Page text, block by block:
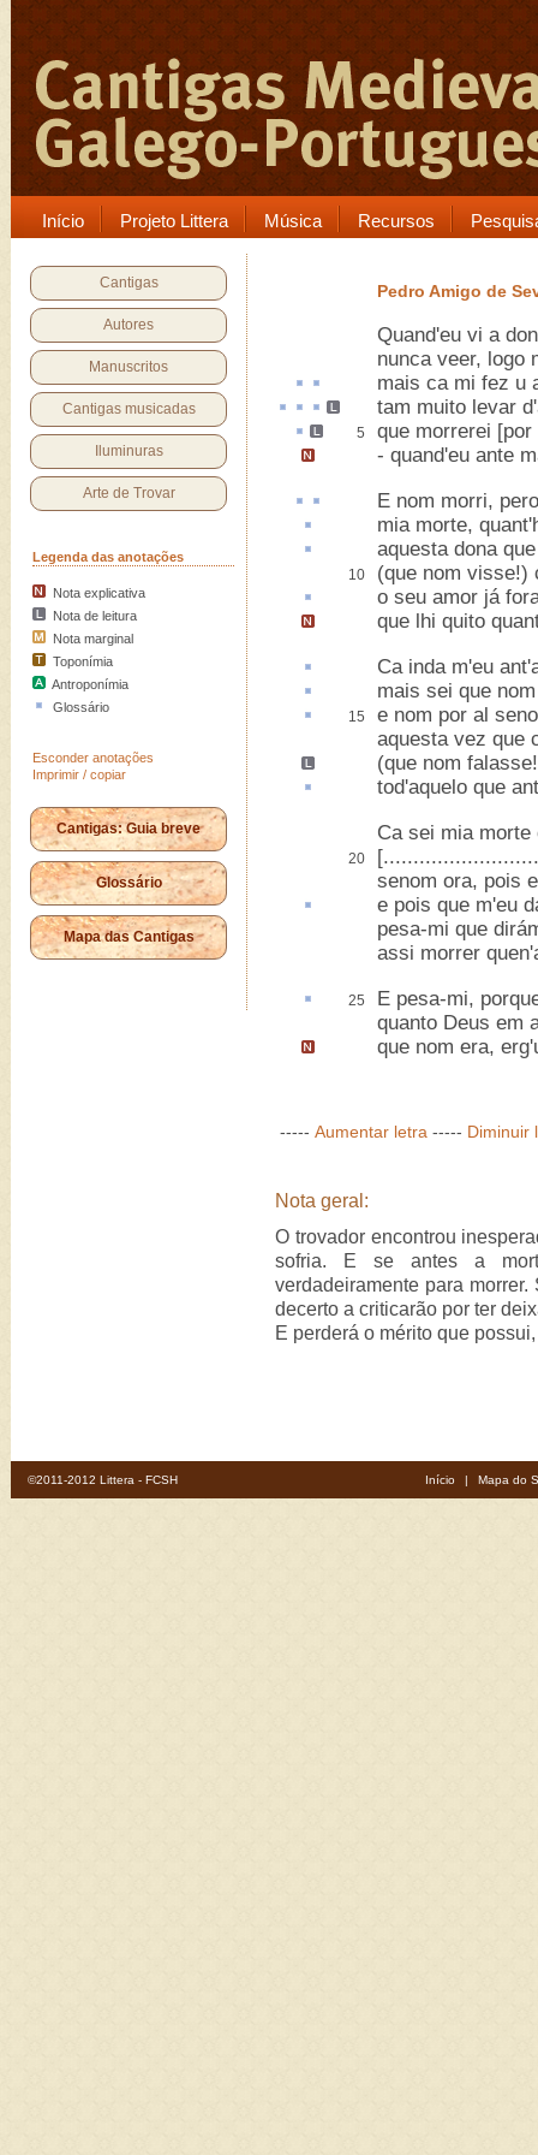
Início Projeto Littera Música Recursos
Cantigas
Autores
Manuscritos
Cantigas musicadas
Iluminuras
Arte de Trovar
Legenda das anotações
Nota explicativa
Nota de leitura
Nota marginal
Toponímia
Antroponímia
Glossário
Esconder anotações
Imprimir / copiar
Cantigas: Guia breve
Glossário
Mapa das Cantigas
Pedro Amigo de
Quand'eu vi a
nunca veer, logo
mais ca mi fez u
tam muito levar d'
5 que morrerei [por
- quand'eu ante
E nom morri, pero
mia morte,
aquestadona
10
(que nom visse!)
o seu amor já
que lhi quito
Cainda m'eu
mais sei que
15 e nom por al
aquesta vez que
(que nom
tod'aquelo que
Ca sei mia morte
20
senom ora, pois
e pois que m'eu
pesa-mi que
assi morrer
25
E pesa-mi,
quanto Deus em
que nom era,
----- Aumentar letra ----- Diminuir
Nota geral:
O trovador encontrou
sofria. E se antes a
verdadeiramente para
decerto a criticarão por ter
E perderá o mérito que
©2011-2012 Littera - FCSH Início | Mapa do